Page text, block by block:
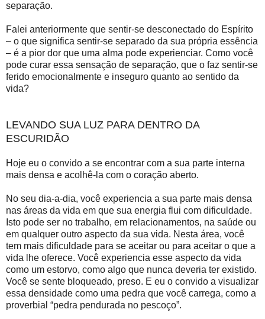
separação.
Falei anteriormente que sentir-se desconectado do Espírito
– o que significa sentir-se separado da sua própria essência
– é a pior dor que uma alma pode experienciar. Como você
pode curar essa sensação de separação, que o faz sentir-se
ferido emocionalmente e inseguro quanto ao sentido da
vida?
LEVANDO SUA LUZ PARA DENTRO DA
ESCURIDÃO
Hoje eu o convido a se encontrar com a sua parte interna
mais densa e acolhê-la com o coração aberto.
No seu dia-a-dia, você experiencia a sua parte mais densa
nas áreas da vida em que sua energia flui com dificuldade.
Isto pode ser no trabalho, em relacionamentos, na saúde ou
em qualquer outro aspecto da sua vida. Nesta área, você
tem mais dificuldade para se aceitar ou para aceitar o que a
vida lhe oferece. Você experiencia esse aspecto da vida
como um estorvo, como algo que nunca deveria ter existido.
Você se sente bloqueado, preso. E eu o convido a visualizar
essa densidade como uma pedra que você carrega, como a
proverbial “pedra pendurada no pescoço”.